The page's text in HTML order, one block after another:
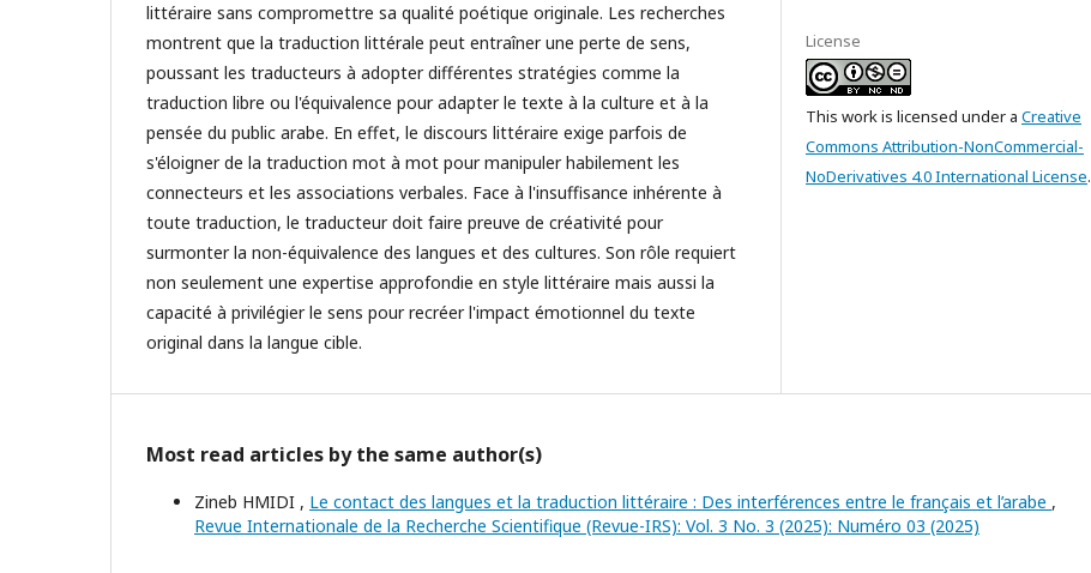
littéraire sans compromettre sa qualité poétique originale. Les recherches
montrent que la traduction littérale peut entraîner une perte de sens,
poussant les traducteurs à adopter différentes stratégies comme la
traduction libre ou l'équivalence pour adapter le texte à la culture et à la
pensée du public arabe. En effet, le discours littéraire exige parfois de
s'éloigner de la traduction mot à mot pour manipuler habilement les
connecteurs et les associations verbales. Face à l'insuffisance inhérente à
toute traduction, le traducteur doit faire preuve de créativité pour
surmonter la non-équivalence des langues et des cultures. Son rôle requiert
non seulement une expertise approfondie en style littéraire mais aussi la
capacité à privilégier le sens pour recréer l'impact émotionnel du texte
original dans la langue cible.
License
This work is licensed under a Creative
Commons Attribution-NonCommercial-
NoDerivatives 4.0 International License.
Most read articles by the same author(s)
Zineb HMIDI , Le contact des langues et la traduction littéraire : Des interférences entre le français et l’arabe ,
Revue Internationale de la Recherche Scientifique (Revue-IRS): Vol. 3 No. 3 (2025): Numéro 03 (2025)